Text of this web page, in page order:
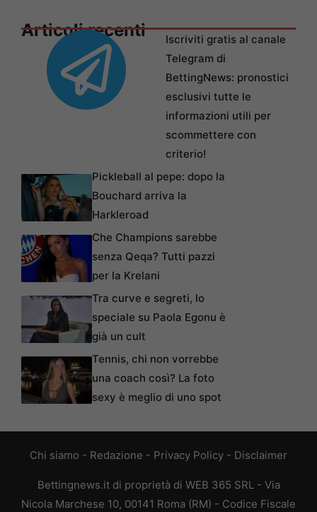
Articoli recenti
Iscriviti gratis al canale
Telegram di
BettingNews: pronostici
esclusivi tutte le
informazioni utili per
scommettere con
criterio!
Pickleball al pepe: dopo la
Bouchard arriva la
Harkleroad
Che Champions sarebbe
senza Qeqa? Tutti pazzi
per la Krelani
Tra curve e segreti, lo
speciale su Paola Egonu è
già un cult
Tennis, chi non vorrebbe
una coach così? La foto
sexy è meglio di uno spot
Chi siamo - Redazione - Privacy Policy - Disclaimer
Bettingnews.it di proprietà di WEB 365 SRL - Via
Nicola Marchese 10, 00141 Roma (RM) - Codice Fiscale